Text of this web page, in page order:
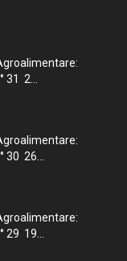
2...
30 26...
29 19...